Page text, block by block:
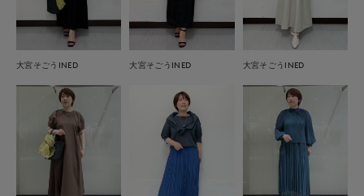
大宮そごうINED 大宮そごうINED 大宮そごうINED